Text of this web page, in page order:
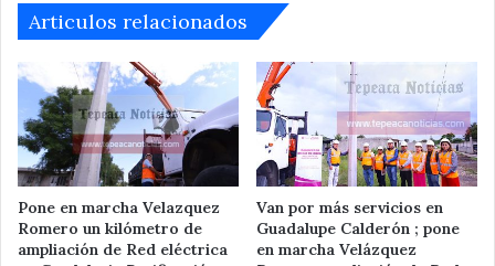
Articulos relacionados
Pone en marcha Velazquez
Romero un kilómetro de
ampliación de Red eléctrica
Van por más servicios en
Guadalupe Calderón ; pone
en marcha Velázquez